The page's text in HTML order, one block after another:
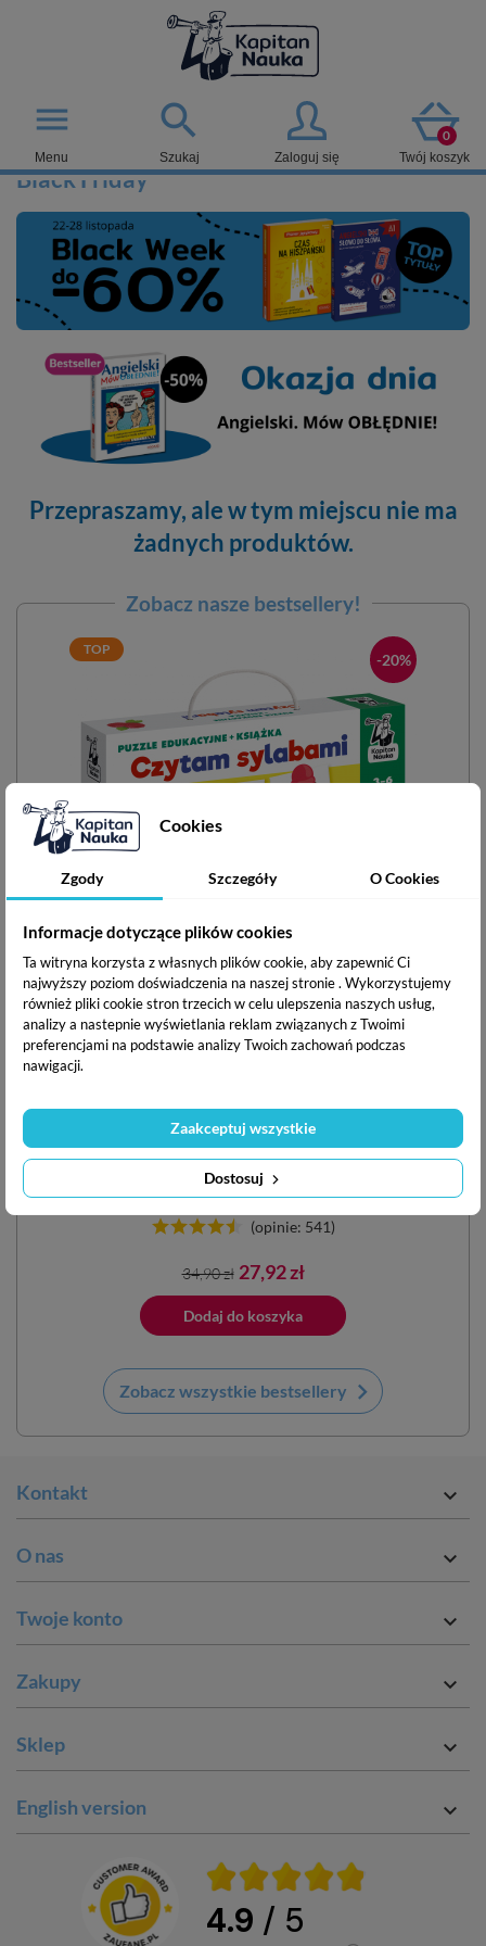

Szukaj Zaloguj się
0
Twój koszyk
menu
Menu
Black Friday
Przepraszamy, ale w tym miejscu nie ma
żadnych produktów.
Zobacz nasze bestsellery!
TOP
-20%
Czytam sylabami. Puzzle edukacyjne + książka
Umiejętności:
(opinie: 541)
Cena
podstawowa
34,90 zł Cena
27,92 zł
Dodaj do koszyka
Zobacz wszystkie bestsellery keyboard_arrow_right
Kontakt 
Cookies
Zgody Szczegóły O Cookies
Informacje dotyczące plików cookies
Ta witryna korzysta z własnych plików cookie, aby zapewnić Ci
najwyższy poziom doświadczenia na naszej stronie . Wykorzystujemy
również pliki cookie stron trzecich w celu ulepszenia naszych usług,
analizy a nastepnie wyświetlania reklam związanych z Twoimi
preferencjami na podstawie analizy Twoich zachowań podczas
nawigacji.
Dostosuj
Zaakceptuj wszystkie
O nas 
Twoje konto 
Zakupy 
Sklep 
English version 
4.9 / 5